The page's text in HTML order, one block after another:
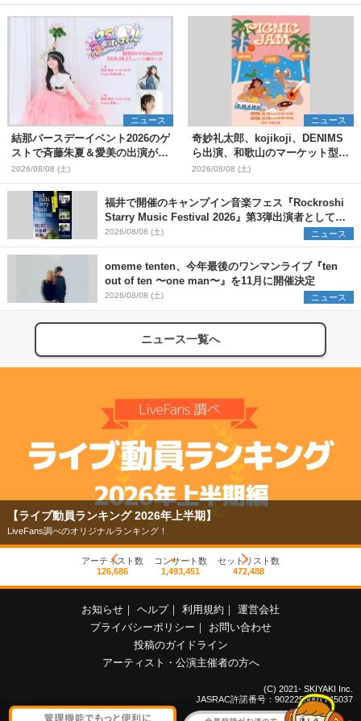
ニュース
結那バースデーイベント2026のゲ
ストで斉藤朱夏＆愛美の出演が決
定
2026/08/08 (土)
ニュース
奇妙礼太郎、kojikoji、DENIMS
ら出演、和歌山のマーケット型野
外イベント『PICNIC JAM
2026』早割チケット発売開始
2026/08/08 (土)
福井で開催のキャンプイン音楽フェス『Rockroshi
Starry Music Festival 2026』第3弾出演者として
SCOOBIE DO、かりゆし58、Reiを発表
2026/08/08 (土) ニュース
omeme tenten、今年最後のワンマンライブ『ten
out of ten 〜one man〜』を11月に開催決定
2026/08/08 (土) ニュース
ニュース一覧へ
【ライブ動員ランキング 2026年上半期】
LiveFans調べのオリジナルランキング！
アーティスト数
126,686
コンサート数
1,493,451
セットリスト数
472,488
お知らせ ヘルプ 利用規約
運営会社
プライバシーポリシー
お問い合わせ
投稿のガイドライン
アーティスト・公演主催者の方へ
(C) 2021- SKIYAKI Inc.
JASRAC許諾番号：9022255001Y45037